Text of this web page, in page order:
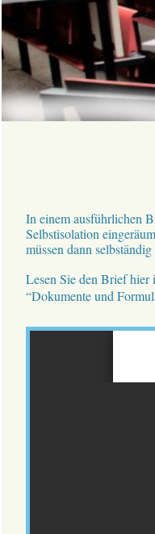
In einem ausführlichen
Selbstisolation
müssen dann
Lesen Sie den Brief hier
“Dokumente und